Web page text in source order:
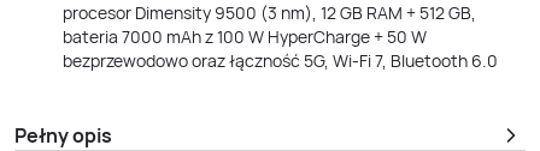
procesor Dimensity 9500 (3 nm), 12 GB RAM + 512 GB,
bateria 7000 mAh z 100 W HyperCharge + 50 W
bezprzewodowo oraz łączność 5G, Wi‑Fi 7, Bluetooth 6.0
Pełny opis